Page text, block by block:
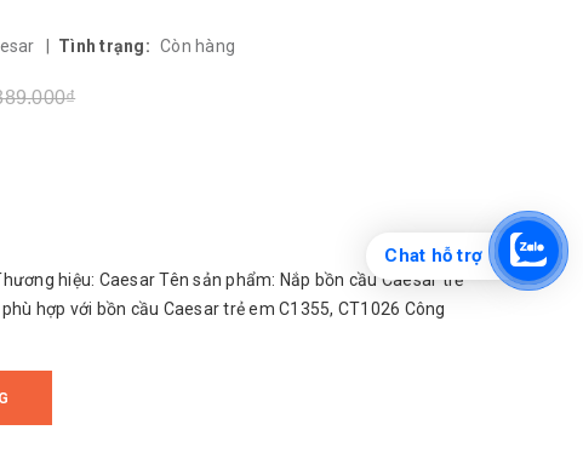
Tình trạng: Còn hàng
hiệu: Caesar Tên sản phẩm: Nắp bồn cầu Caesar trẻ
hợp với bồn cầu Caesar trẻ em C1355, CT1026 Công
Chat hỗ trợ